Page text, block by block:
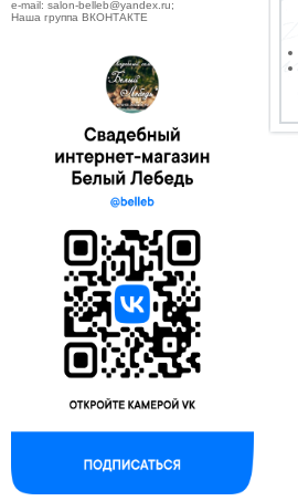
e-mail: salon-belleb@yandex.ru;
Наша группа ВКОНТАКТЕ